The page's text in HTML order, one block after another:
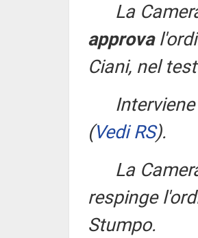
La
approva
Ciani, nel
(Vedi RS).
La
respinge
Stumpo.